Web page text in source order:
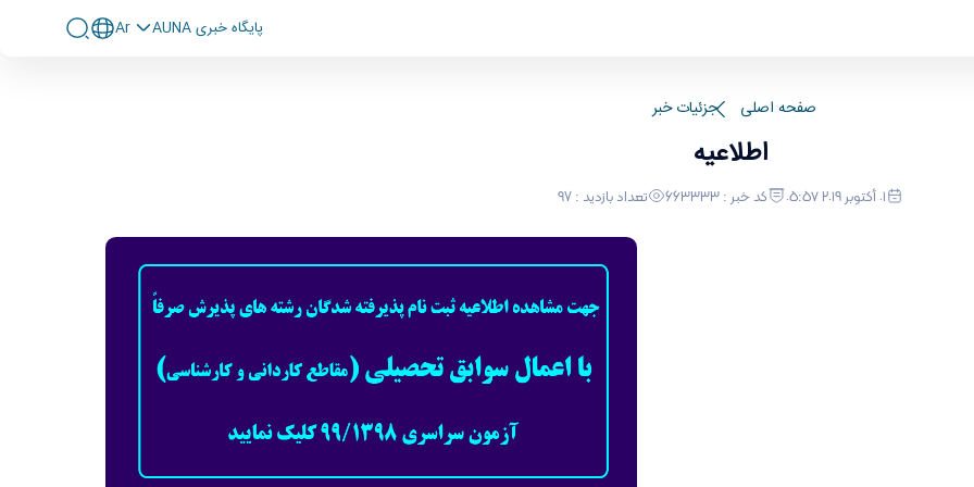
پايگاه خبری AUNA Ar
صفحه اصلی جزئیات خبر
اطلاعیه
٠١ أكتوبر ٢٠١٩ ٠٥:٥٧ کد خبر : 663333 تعداد بازدید : 97